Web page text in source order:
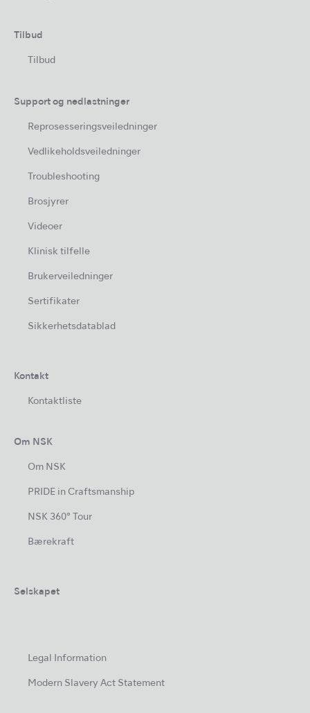
Tilbud
Tilbud
Support og nedlastninger
Reprosesseringsveiledninger
Vedlikeholdsveiledninger
Troubleshooting
Brosjyrer
Videoer
Klinisk tilfelle
Brukerveiledninger
Sertifikater
Sikkerhetsdatablad
Kontakt
Kontaktliste
Om NSK
Om NSK
PRIDE in Craftsmanship
NSK 360° Tour
Bærekraft
Selskapet
Legal Information
Modern Slavery Act Statement